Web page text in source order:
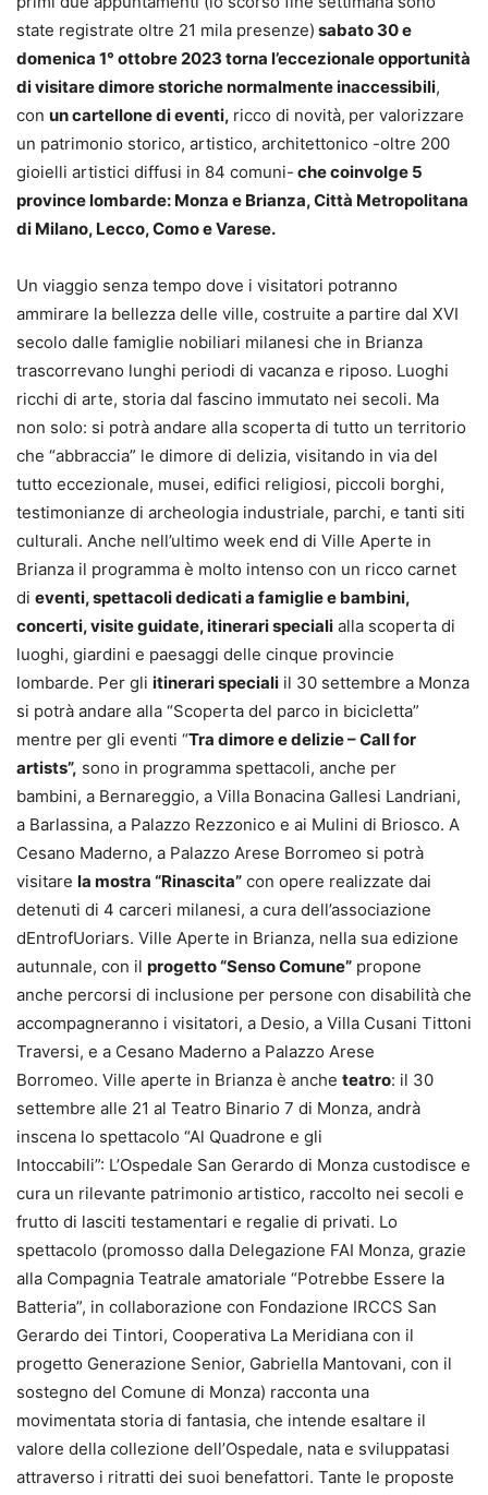
state registrate oltre 21 mila presenze) sabato 30 e
domenica 1° ottobre 2023 torna l’eccezionale opportunità
di visitare dimore storiche normalmente inaccessibili,
con uncartellone di eventi, ricco di novità, per valorizzare
un patrimonio storico, artistico, architettonico -oltre 200
gioielli artistici diffusi in 84 comuni- che coinvolge 5
province lombarde: Monza e Brianza, Città Metropolitana
di Milano, Lecco, Como e Varese.
Un viaggio senza tempo dove i visitatori potranno
ammirare la bellezza delle ville, costruite a partire dal XVI
secolo dalle famiglie nobiliari milanesi che in Brianza
trascorrevano lunghi periodi di vacanza e riposo. Luoghi
ricchi di arte, storia dal fascino immutato nei secoli. Ma
non solo: si potrà andare alla scoperta di tutto un territorio
che “abbraccia” le dimore di delizia, visitando in via del
tutto eccezionale, musei, edifici religiosi, piccoli borghi,
testimonianze di archeologia industriale, parchi, e tanti siti
culturali. Anche nell’ultimo week end di Ville Aperte in
Brianza il programma è molto intenso con un ricco carnet
di eventi, spettacoli dedicati a famiglie e bambini,
concerti, visite guidate, itinerari speciali alla scoperta di
luoghi, giardini e paesaggi delle cinque provincie
lombarde. Per gli itinerari speciali il 30 settembre a Monza
si potrà andare alla “Scoperta del parco in bicicletta”
mentre per gli eventi “Tra dimore e delizie –Call for
artists”, sono in programma spettacoli, anche per
bambini, a Bernareggio, a Villa Bonacina Gallesi Landriani,
a Barlassina, a Palazzo Rezzonico e ai Mulini di Briosco. A
Cesano Maderno, a Palazzo Arese Borromeo si potrà
visitare la mostra “Rinascita” con opere realizzate dai
detenuti di 4 carceri milanesi, a cura dell’associazione
dEntrofUoriars. Ville Aperte in Brianza, nella sua edizione
autunnale, con il progetto “Senso Comune” propone
anche percorsi di inclusione per persone con disabilità che
accompagneranno i visitatori, a Desio, a Villa Cusani Tittoni
Traversi, e a Cesano Maderno a Palazzo Arese
Borromeo. Ville aperte in Brianza è anche teatro: il 30
settembre alle 21 al Teatro Binario 7 di Monza, andrà
inscena lo spettacolo “Al Quadrone e gli
Intoccabili”: L’Ospedale San Gerardo di Monza custodisce e
cura un rilevante patrimonio artistico, raccolto nei secoli e
frutto di lasciti testamentari e regalie di privati. Lo
spettacolo (promosso dalla Delegazione FAI Monza, grazie
alla Compagnia Teatrale amatoriale “Potrebbe Essere la
Batteria”, in collaborazione con Fondazione IRCCS San
Gerardo dei Tintori, Cooperativa La Meridiana con il
progetto Generazione Senior, Gabriella Mantovani, con il
sostegno del Comune di Monza) racconta una
movimentata storia di fantasia, che intende esaltare il
valore della collezione dell’Ospedale, nata e sviluppatasi
attraverso i ritratti dei suoi benefattori. Tante le proposte